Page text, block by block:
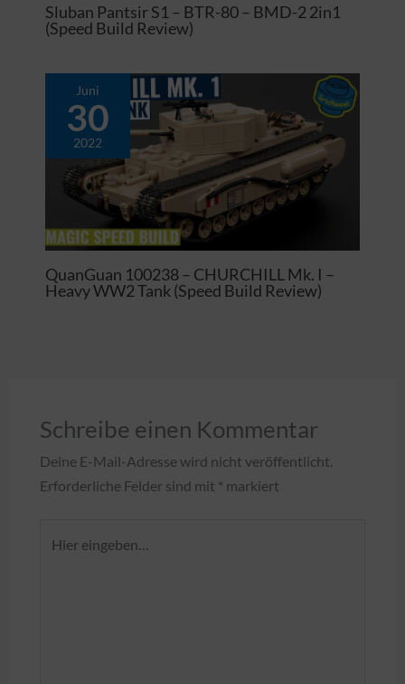
Sluban Pantsir S1 – BTR-80 – BMD-2 2in1
(Speed Build Review)
Juni
30
2022
QuanGuan 100238 – CHURCHILL Mk. I –
Heavy WW2 Tank (Speed Build Review)
Schreibe einen Kommentar
Deine E-Mail-Adresse wird nicht veröffentlicht.
Erforderliche Felder sind mit * markiert
eingeben…